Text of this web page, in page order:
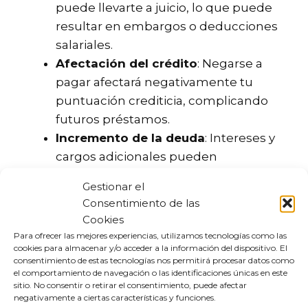
Gestionar el
Consentimiento de las
Cookies
Para ofrecer las mejores experiencias, utilizamos tecnologías como las
cookies para almacenar y/o acceder a la información del dispositivo. El
consentimiento de estas tecnologías nos permitirá procesar datos como
el comportamiento de navegación o las identificaciones únicas en este
sitio. No consentir o retirar el consentimiento, puede afectar
negativamente a ciertas características y funciones.
puede llevarte a juicio, lo que puede
resultar en embargos o deducciones
salariales.
Afectación del crédito: Negarse a
pagar afectará negativamente tu
puntuación crediticia, complicando
futuros préstamos.
Incremento de la deuda: Intereses y
cargos adicionales pueden
¿Cómo obligar a que me
paguen una deuda?
Obligar a alguien a pagar una deuda no es
sencillo, pero hay métodos que puedes